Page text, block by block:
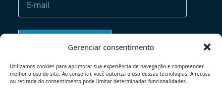
Gerenciar consentimento
Utilizamos cookies para aprimorar sua experiência de navegação e compreender
melhor o uso do site. Ao consentir, você autoriza o uso dessas tecnologias. A recusa
ou retirada do consentimento pode limitar determinadas funcionalidades.